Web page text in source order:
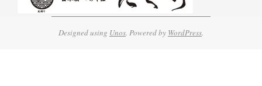
Designed using Unos. Powered by WordPress.